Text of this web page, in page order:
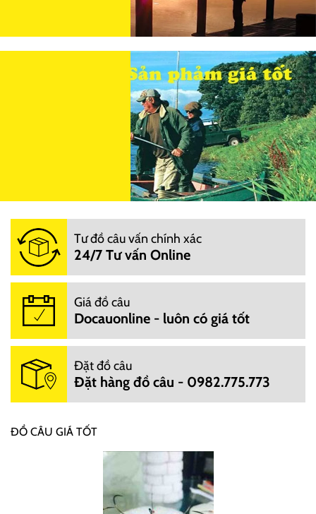
Tư đồ câu vấn chính xác
24/7 Tư vấn Online
Giá đồ câu
Docauonline - luôn có giá tốt
Đặt đồ câu
Đặt hàng đồ câu - 0982.775.773
ĐỒ CÂU GIÁ TỐT